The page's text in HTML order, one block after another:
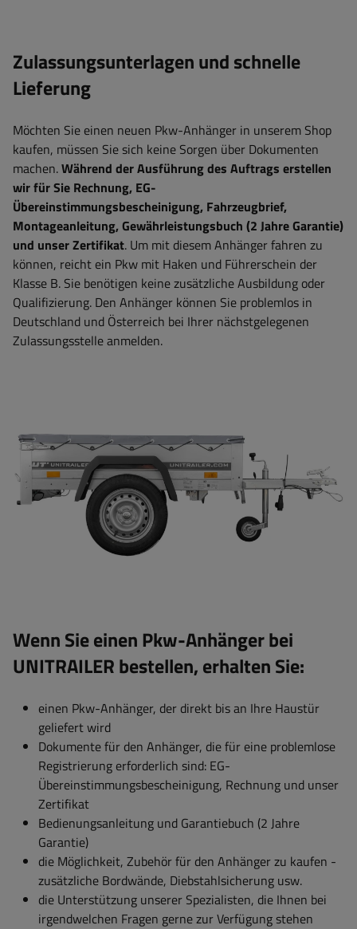
Zulassungsunterlagen und schnelle
Lieferung
Möchten Sie einen neuen Pkw-Anhänger in unserem Shop
kaufen, müssen Sie sich keine Sorgen über Dokumenten
machen.Während der Ausführung des Auftrags erstellen
wir für Sie Rechnung, EG-
Übereinstimmungsbescheinigung, Fahrzeugbrief,
Montageanleitung, Gewährleistungsbuch (2 Jahre Garantie)
und unser Zertifikat. Um mit diesem Anhänger fahren zu
können, reicht ein Pkw mit Haken und Führerschein der
Klasse B. Sie benötigen keine zusätzliche Ausbildung oder
Qualifizierung. Den Anhänger können Sie problemlos in
Deutschland und Österreich bei Ihrer nächstgelegenen
Zulassungsstelle anmelden.
Wenn Sie einen Pkw-Anhänger bei
UNITRAILER bestellen, erhalten Sie:
einen Pkw-Anhänger, der direkt bis an Ihre Haustür
geliefert wird
Dokumente für den Anhänger, die für eine problemlose
Registrierung erforderlich sind: EG-
Übereinstimmungsbescheinigung, Rechnung und unser
Zertifikat
Bedienungsanleitung und Garantiebuch (2 Jahre
Garantie)
die Möglichkeit, Zubehör für den Anhänger zu kaufen -
zusätzliche Bordwände, Diebstahlsicherung usw.
die Unterstützung unserer Spezialisten, die Ihnen bei
irgendwelchen Fragen gerne zur Verfügung stehen